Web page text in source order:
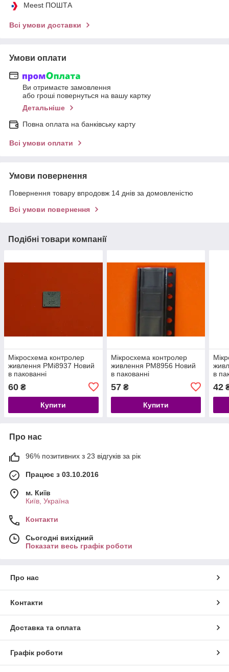
Meest ПОШТА
Всі умови доставки
Умови оплати
Ви отримаєте замовлення
або гроші повернуться на вашу картку
Детальніше
Повна оплата на банківську карту
Всі умови оплати
Умови повернення
Повернення товару впродовж 14 днів за домовленістю
Всі умови повернення
Подібні товари компанії
Мікросхема контролер
живлення PMi8937 Новий
в пакованні
60 ₴
Купити
Мікросхема контролер
живлення PM8956 Новий
в пакованні
57₴
Купити
в
42
Про нас
96% позитивних з 23 відгуків за рік
Працює з 03.10.2016
м. Київ
Київ, Україна
Контакти
Сьогодні вихідний
Показати весь графік роботи
Про нас
Контакти
Доставка та оплата
Графік роботи